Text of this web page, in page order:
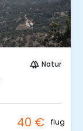
forest Natur
40 € flug